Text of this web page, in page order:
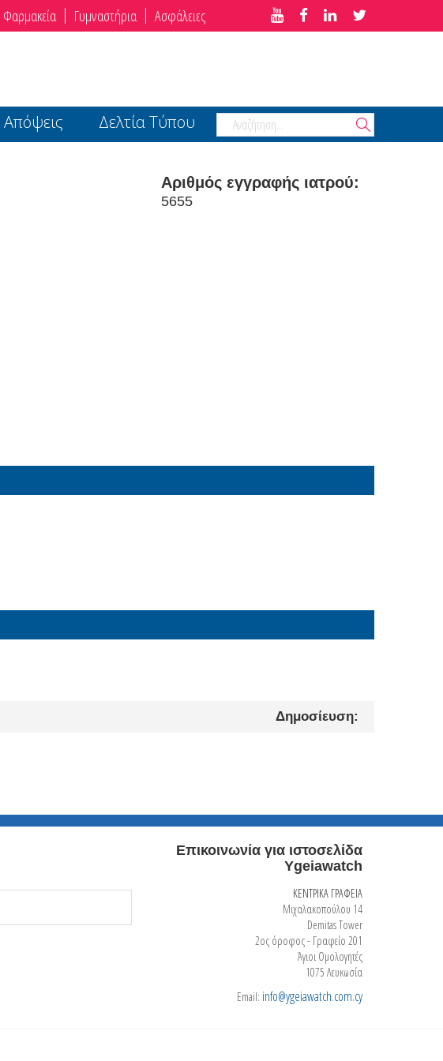
Φαρμακεία Γυμναστήρια Ασφάλειες
Απόψεις Δελτία Τύπου
Αριθμός εγγραφής ιατρού:
5655
Δημοσίευση:
Επικοινωνία για ιστοσελίδα
Ygeiawatch
ΚΕΝΤΡΙΚΑ ΓΡΑΦΕΙΑ
Μιχαλακοπούλου 14
Demitas Tower
2ος όροφος - Γραφείο 201
Άγιοι Ομολογητές
1075 Λευκωσία
Email: info@ygeiawatch.com.cy